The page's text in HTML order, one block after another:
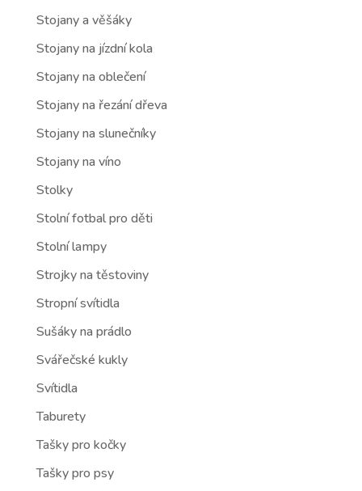
Stojany a věšáky
Stojany na jízdní kola
Stojany na oblečení
Stojany na řezání dřeva
Stojany na slunečníky
Stojany na víno
Stolky
Stolní fotbal pro děti
Stolní lampy
Strojky na těstoviny
Stropní svítidla
Sušáky na prádlo
Svářečské kukly
Svítidla
Taburety
Tašky pro kočky
Tašky pro psy